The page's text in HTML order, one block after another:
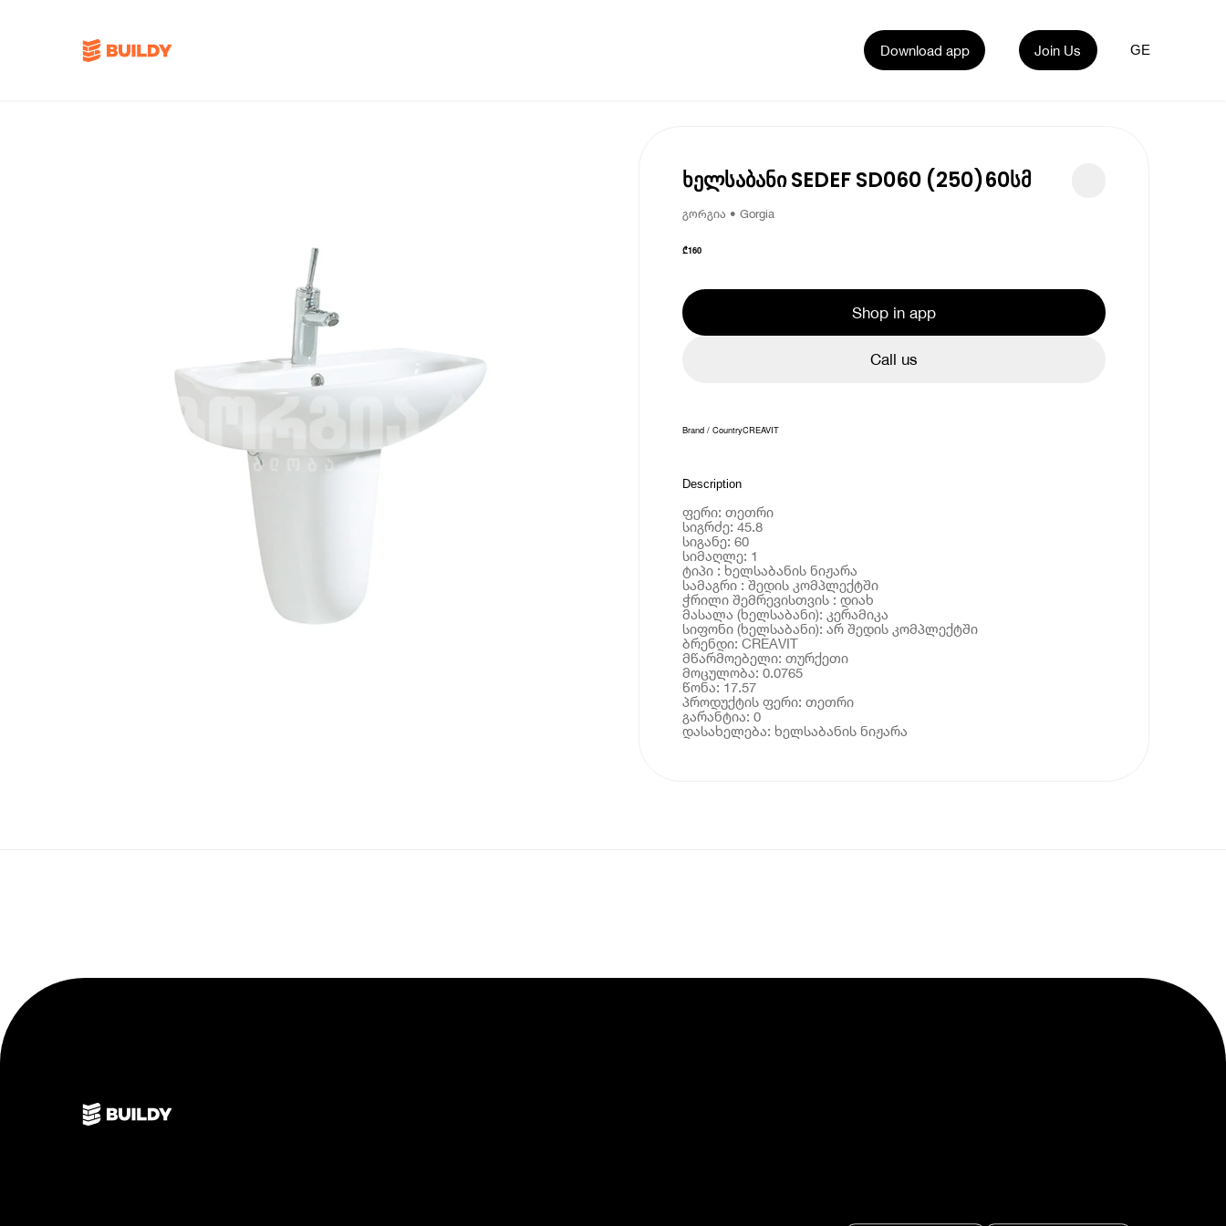
Download app Join Us GE
ხელსაბანი SEDEF SD060 (250)60სმ
გორგია • Gorgia
₾160
Shop in app
Call us
Brand / CountryCREAVIT
Description
ფერი: თეთრი
სიგრძე: 45.8
სიგანე: 60
სიმაღლე: 1
ტიპი : ხელსაბანის ნიჟარა
სამაგრი : შედის კომპლექტში
ჭრილი შემრევისთვის : დიახ
მასალა (ხელსაბანი): კერამიკა
სიფონი (ხელსაბანი): არ შედის კომპლექტში
ბრენდი: CREAVIT
მწარმოებელი: თურქეთი
მოცულობა: 0.0765
წონა: 17.57
პროდუქტის ფერი: თეთრი
გარანტია: 0